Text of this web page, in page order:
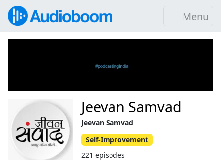
Menu
Jeevan Samvad
Jeevan Samvad
Self-Improvement
221 episodes